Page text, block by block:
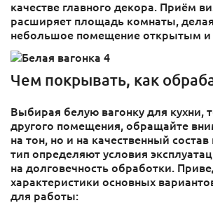
качестве главного декора. Приём
расширяет площадь комнаты,
небольшое помещение открытым
Чем покрывать, как
Выбирая белую вагонку для кухни,
другого помещения, обращайте
на тон, но и на качественный
тип определяют условия
на долговечность обработки.
характеристики основных
для работы: